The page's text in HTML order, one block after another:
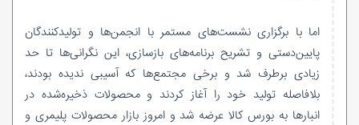
اما با برگزاری نشست‌های مستمر با انجمن‌ها و تولیدکنندگان
پایین‌دستی و تشریح برنامه‌های بازسازی، این نگرانی‌ها تا حد
زیادی برطرف شد و برخی مجتمع‌ها که آسیبی ندیده بودند،
بلافاصله تولید خود را آغاز کردند و محصولات ذخیره‌شده در
انبارها به بورس کالا عرضه شد و امروز بازار محصولات پلیمری و